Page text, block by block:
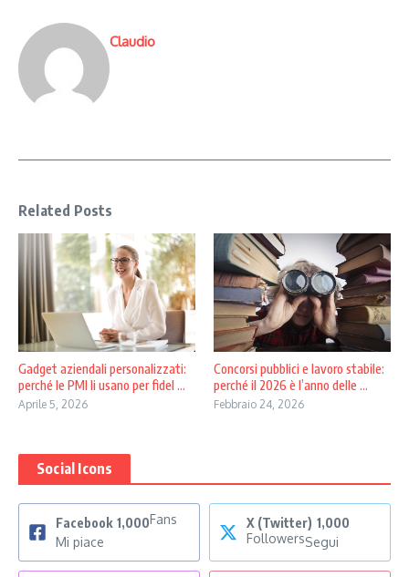
Claudio
Related Posts
Gadget aziendali personalizzati:
perché le PMI li usano per fidel ...
Aprile 5, 2026
Concorsi pubblici e lavoro stabile:
perché il 2026 è l’anno delle ...
Febbraio 24, 2026
Social Icons
Facebook 1,000Fans
Mi piace
X (Twitter) 1,000
FollowersSegui